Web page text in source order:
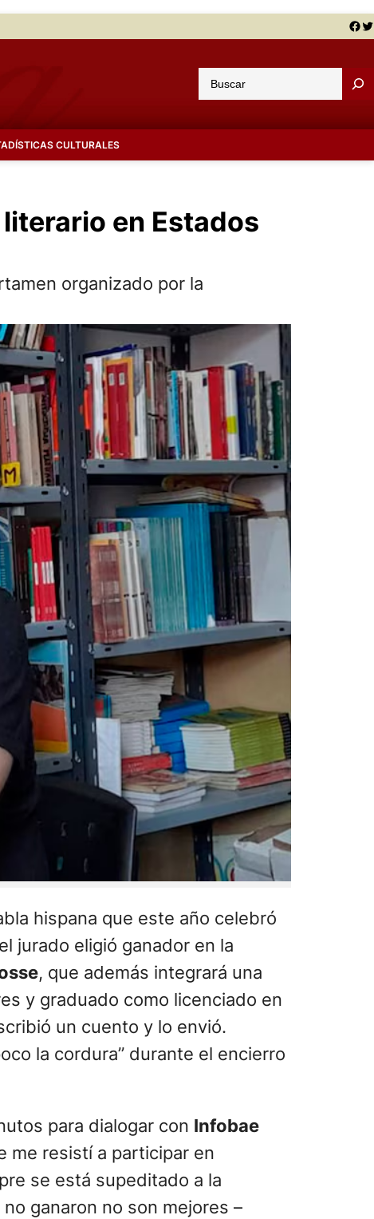
Facebook Twitter
u
a
CULTURALES
en Estados
organizado por la
hispana que este año celebró
jurado eligió ganador en la
, que además integrará una
y graduado como licenciado en
un cuento y lo envió.
la cordura” durante el encierro
para dialogar con Infobae
me resistí a participar en
se está supeditado a la
ganaron no son mejores –